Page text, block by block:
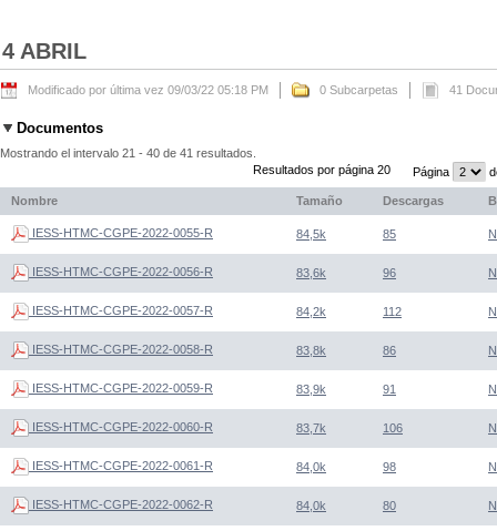
4 ABRIL
Modificado por última vez 09/03/22 05:18 PM 0 Subcarpetas 41
Documentos
Mostrando el intervalo 21 - 40 de 41 resultados.
Resultados por página 20
Página
Nombre Tamaño Descargas
IESS-HTMC-CGPE-2022-0055-R 84,5k 85
IESS-HTMC-CGPE-2022-0056-R 83,6k 96
IESS-HTMC-CGPE-2022-0057-R 84,2k 112
IESS-HTMC-CGPE-2022-0058-R 83,8k 86
IESS-HTMC-CGPE-2022-0059-R 83,9k 91
IESS-HTMC-CGPE-2022-0060-R 83,7k 106
IESS-HTMC-CGPE-2022-0061-R 84,0k 98
IESS-HTMC-CGPE-2022-0062-R 84,0k 80